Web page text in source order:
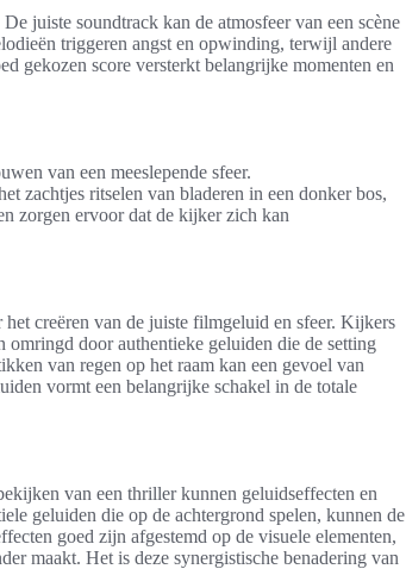
juiste soundtrack kan de atmosfeer van een scène
triggeren angst en opwinding, terwijl andere
gekozen score versterkt belangrijke momenten en
van een meeslepende sfeer.
zachtjes ritselen van bladeren in een donker bos,
zorgen ervoor dat de kijker zich kan
creëren van de juiste filmgeluid en sfeer. Kijkers
omringd door authentieke geluiden die de setting
van regen op het raam kan een gevoel van
vormt een belangrijke schakel in de totale
van een thriller kunnen geluidseffecten en
geluiden die op de achtergrond spelen, kunnen de
goed zijn afgestemd op de visuele elementen,
maakt. Het is deze synergistische benadering van